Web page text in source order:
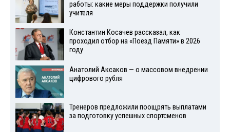
работы: какие меры поддержки получили
учителя
Константин Косачев рассказал, как
проходил отбор на «Поезд Памяти» в 2026
году
Анатолий Аксаков — о массовом внедрении
цифрового рубля
Тренеров предложили поощрять выплатами
за подготовку успешных спортсменов